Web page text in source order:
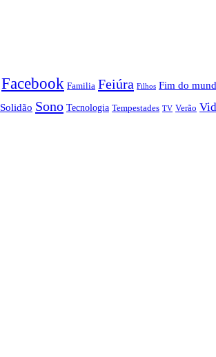
Facebook Familia Feiúra Filhos Fim do
Solidão Sono Tecnologia Tempestades TV Verão